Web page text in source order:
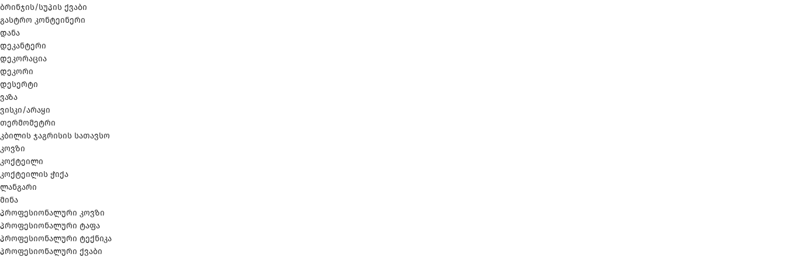
ბრინჯის/სუპის ქვაბი
გასტრო კონტეინერი
დანა
დეკანტერი
დეკორაცია
დეკორი
დესერტი
ვაზა
ვისკი/არაყი
თერმომეტრი
კბილის ჯაგრისის სათავსო
კოვზი
კოქტეილი
კოქტეილის ჭიქა
ლანგარი
მინა
პროფესიონალური კოვზი
პროფესიონალური ტაფა
პროფესიონალური ტექნიკა
პროფესიონალური ქვაბი